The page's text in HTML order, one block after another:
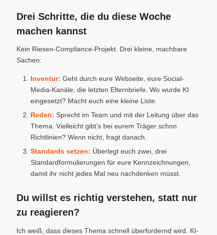
Drei Schritte, die du diese Woche
machen kannst
Kein Riesen-Compliance-Projekt. Drei kleine, machbare
Sachen:
Inventur: Geht durch eure Webseite, eure Social-
Media-Kanäle, die letzten Elternbriefe. Wo wurde KI
eingesetzt? Macht euch eine kleine Liste.
Reden: Sprecht im Team und mit der Leitung über das
Thema. Vielleicht gibt’s bei eurem Träger schon
Richtlinien? Wenn nicht, fragt danach.
Standards setzen: Überlegt euch zwei, drei
Standardformulierungen für eure Kennzeichnungen,
damit ihr nicht jedes Mal neu nachdenken müsst.
Du willst es richtig verstehen, statt nur
zu reagieren?
Ich weiß, dass dieses Thema schnell überfordernd wird. KI-